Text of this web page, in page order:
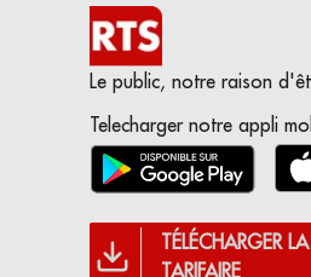
Le public, notre raison
Telecharger notre appli
TÉLÉCHARGER
TARIFAIRE